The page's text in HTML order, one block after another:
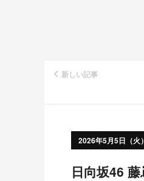
新しい記事
2026年5月5日（火）
日向坂46 藤嶌果歩 「グループを照らすセンターになりた